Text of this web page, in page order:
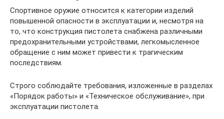
Спортивное оружие относится к категории изделий
повышенной опасности в эксплуатации и, несмотря на
то, что конструкция пистолета снабжена различными
предохранительными устройствами, легкомысленное
обращение с ним может привести к трагическим
последствиям.
Строго соблюдайте требования, изложенные в разделах
«Порядок работы» и «Техническое обслуживание», при
эксплуатации пистолета.